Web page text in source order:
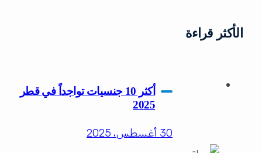
الأكثر قراءة
أكثر 10 جنسيات تواجداً في قطر
2025
30 أغسطس، 2025